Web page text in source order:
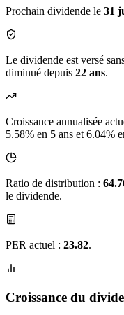
Prochain dividende le 31
Le dividende est versé
diminué depuis 22 ans.
Croissance annualisée
5.58% en 5 ans et 6.04%
Ratio de distribution :
le dividende.
PER actuel : 23.82.
Croissance du